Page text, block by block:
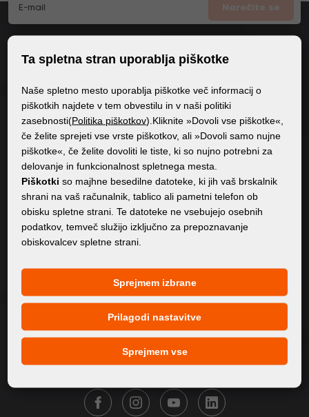
Naročite se
SPLOŠNE INFORMACIJE
Politika zasebnosti
Politika piškotkov
VSEBINA
O Nas
Izdelki
Servis
Novice
Naše blagovne znamke
Kontakt
SLEDITE FORTUNA DIGITAL GROUP
Ta spletna stran uporablja piškotke
Naše spletno mesto uporablja piškotke več informacij o
piškotkih najdete v tem obvestilu in v naši politiki
zasebnosti(Politika piškotkov).Kliknite »Dovoli vse piškotke«,
če želite sprejeti vse vrste piškotkov, ali »Dovoli samo nujne
piškotke«, če želite dovoliti le tiste, ki so nujno potrebni za
delovanje in funkcionalnost spletnega mesta.
Piškotki so majhne besedilne datoteke, ki jih vaš brskalnik
shrani na vaš računalnik, tablico ali pametni telefon ob
obisku spletne strani. Te datoteke ne vsebujejo osebnih
podatkov, temveč služijo izključno za prepoznavanje
obiskovalcev spletne strani.
Sprejmem izbrane
Prilagodi nastavitve
Sprejmem vse